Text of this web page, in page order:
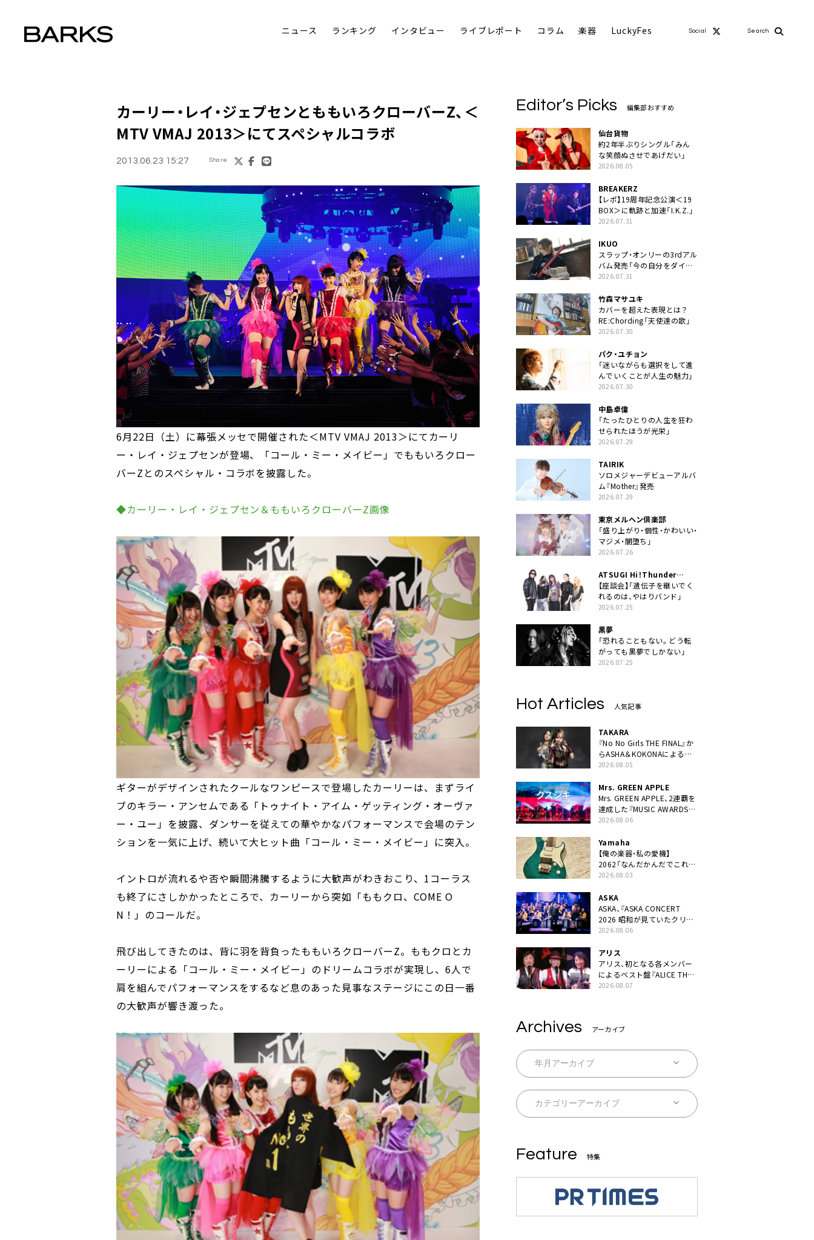
ニュース ランキング インタビュー ライブレポート コラム 楽器 LuckyFes Social Search
カーリー・レイ・ジェプセンとももいろクローバーZ、＜
MTV VMAJ 2013＞にてスペシャルコラボ
2013.06.23 15:27 Share
6月22日（土）に幕張メッセで開催された＜MTV VMAJ 2013＞にてカーリ
ー・レイ・ジェプセンが登場、「コール・ミー・メイビー」でももいろクロー
バーZとのスペシャル・コラボを披露した。
◆カーリー・レイ・ジェプセン＆ももいろクローバーZ画像
ギターがデザインされたクールなワンピースで登場したカーリーは、まずライ
ブのキラー・アンセムである「トゥナイト・アイム・ゲッティング・オーヴァ
ー・ユー」を披露、ダンサーを従えての華やかなパフォーマンスで会場のテン
ションを一気に上げ、続いて大ヒット曲「コール・ミー・メイビー」に突入。
イントロが流れるや否や瞬間沸騰するように大歓声がわきおこり、1コーラス
も終了にさしかかったところで、カーリーから突如「ももクロ、COME O
N！」のコールだ。
飛び出してきたのは、背に羽を背負ったももいろクローバーZ。ももクロとカ
ーリーによる「コール・ミー・メイビー」のドリームコラボが実現し、6人で
肩を組んでパフォーマンスをするなど息のあった見事なステージにこの日一番
の大歓声が響き渡った。
Editor’s Picks 編集部おすすめ
仙台貨物
約2年半ぶりシングル「みん
な笑顔ぬさせであげだい」
2026.08.05
BREAKERZ
【レポ】19周年記念公演＜19
BOX＞に軌跡と加速「I.K.Z.」
2026.07.31
IKUO
スラップ・オンリーの3rdアル
バム発売「今の自分をダイレ
クトに」
2026.07.31
竹森マサユキ
カバーを超えた表現とは？
RE:Chording「天使達の歌」
2026.07.30
パク・ユチョン
「迷いながらも選択をして進
んでいくことが人生の魅力」
2026.07.30
中島卓偉
「たったひとりの人生を狂わ
せられたほうが光栄」
2026.07.29
TAIRIK
ソロメジャーデビューアルバ
ム『Mother』発売
2026.07.29
東京メルヘン倶楽部
「盛り上がり・個性・かわいい・
マジメ・闇堕ち」
2026.07.26
ATSUGI Hi！Thunder
Rock Festival
【座談会】「遺伝子を継いでく
れるのは、やはりバンド」
2026.07.25
黒夢
「恐れることもない。どう転
がっても黒夢でしかない」
2026.07.25
Hot Articles 人気記事
TAKARA
『No No Girls THE FINAL』か
らASHA＆KOKONAによるユ
ニット・TAKARAがデビュー
2026.08.05
Mrs. GREEN APPLE
Mrs. GREEN APPLE、2連覇を
達成した『MUSIC AWARDS
JAPAN 2026』での「クスシ
YouTube公開
2026.08.06
Yamaha
【俺の楽器・私の愛機】
2062「なんだかんだでこれが
1番」
2026.08.03
ASKA
ASKA、『ASKA CONCERT
2026 昭和が見ていたクリス
マス!? 』発売＆上映決定
2026.08.06
アリス
アリス、初となる各メンバー
によるベスト盤『ALICE THE
BEST “TORILOGY”』リリー
2026.08.07
Archives アーカイブ
Feature 特集